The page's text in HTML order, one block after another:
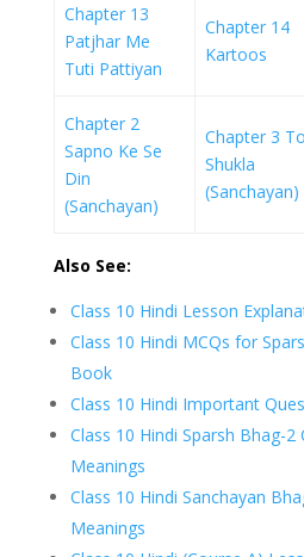
Chapter 13
Patjhar Me
Tuti Pattiyan
Chapter 14
Kartoos
Chapter 2
Sapno Ke Se
Din
(Sanchayan)
Chapter 3
Shukla
(Sanchayan)
Also See:
Class 10 Hindi Lesson
Class 10 Hindi MCQs for
Book
Class 10 Hindi Important
Class 10 Hindi Sparsh Bhag-2
Meanings
Class 10 Hindi Sanchayan
Meanings